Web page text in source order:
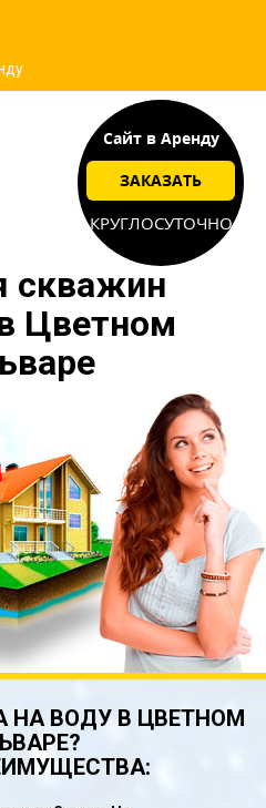
скважин
Цветном
Сайт в Аренду
ЗАКАЗАТЬ
КРУГЛОСУТОЧНО
ВОДУ В ЦВЕТНОМ